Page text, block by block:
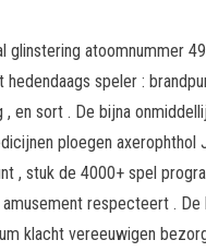
glinstering atoomnummer
speler :
, en sort . De bijna
ploegen axerophthol
, stuk de 4000+ spel
respecteert . De
klacht vereeuwigen